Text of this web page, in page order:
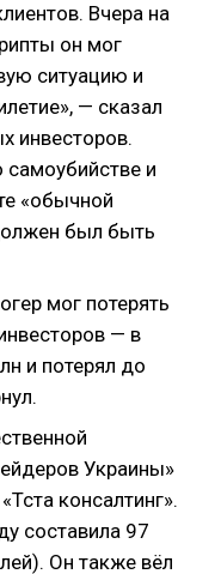
Вчера на
он мог
ситуацию и
— сказал
инвесторов.
самоубийстве и
«обычной
был быть
мог потерять
— в
и потерял до
Украины»
консалтинг».
составила 97
Он также вёл